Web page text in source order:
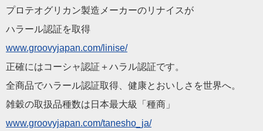
プロテオグリカン製造メーカーのリナイスが
ハラール認証を取得
www.groovyjapan.com/linise/
正確にはコーシャ認証＋ハラル認証です。
全商品でハラール認証取得、健康とおいしさを世界へ。
雑穀の取扱品種数は日本最大級「種商」
www.groovyjapan.com/tanesho_ja/